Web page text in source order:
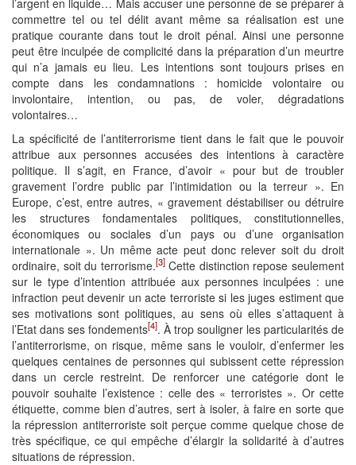
commettre tel ou tel délit avant même sa réalisation est une
pratique courante dans tout le droit pénal. Ainsi une personne
peut être inculpée de complicité dans la préparation d’un meurtre
qui n’a jamais eu lieu. Les intentions sont toujours prises en
compte dans les condamnations : homicide volontaire ou
involontaire, intention, ou pas, de voler, dégradations
volontaires…
La spécificité de l’antiterrorisme tient dans le fait que le pouvoir
attribue aux personnes accusées des intentions à caractère
politique. Il s’agit, en France, d’avoir « pour but de troubler
gravement l’ordre public par l’intimidation ou la terreur ». En
Europe, c’est, entre autres, « gravement déstabiliser ou détruire
les structures fondamentales politiques, constitutionnelles,
économiques ou sociales d’un pays ou d’une organisation
internationale ». Un même acte peut donc relever soit du droit
ordinaire, soit du terrorisme.[3]Cette distinction repose seulement
sur le type d’intention attribuée aux personnes inculpées : une
infraction peut devenir un acte terroriste si les juges estiment que
ses motivations sont politiques, au sens où elles s’attaquent à
l’Etat dans ses fondements[4]. À trop souligner les particularités de
l’antiterrorisme, on risque, même sans le vouloir, d’enfermer les
quelques centaines de personnes qui subissent cette répression
dans un cercle restreint. De renforcer une catégorie dont le
pouvoir souhaite l’existence : celle des « terroristes ». Or cette
étiquette, comme bien d’autres, sert à isoler, à faire en sorte que
la répression antiterroriste soit perçue comme quelque chose de
très spécifique, ce qui empêche d’élargir la solidarité à d’autres
situations de répression.